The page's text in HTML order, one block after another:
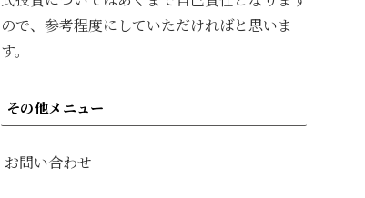
ので、参考程度にしていただければと思いま
す。
その他メニュー
お問い合わせ